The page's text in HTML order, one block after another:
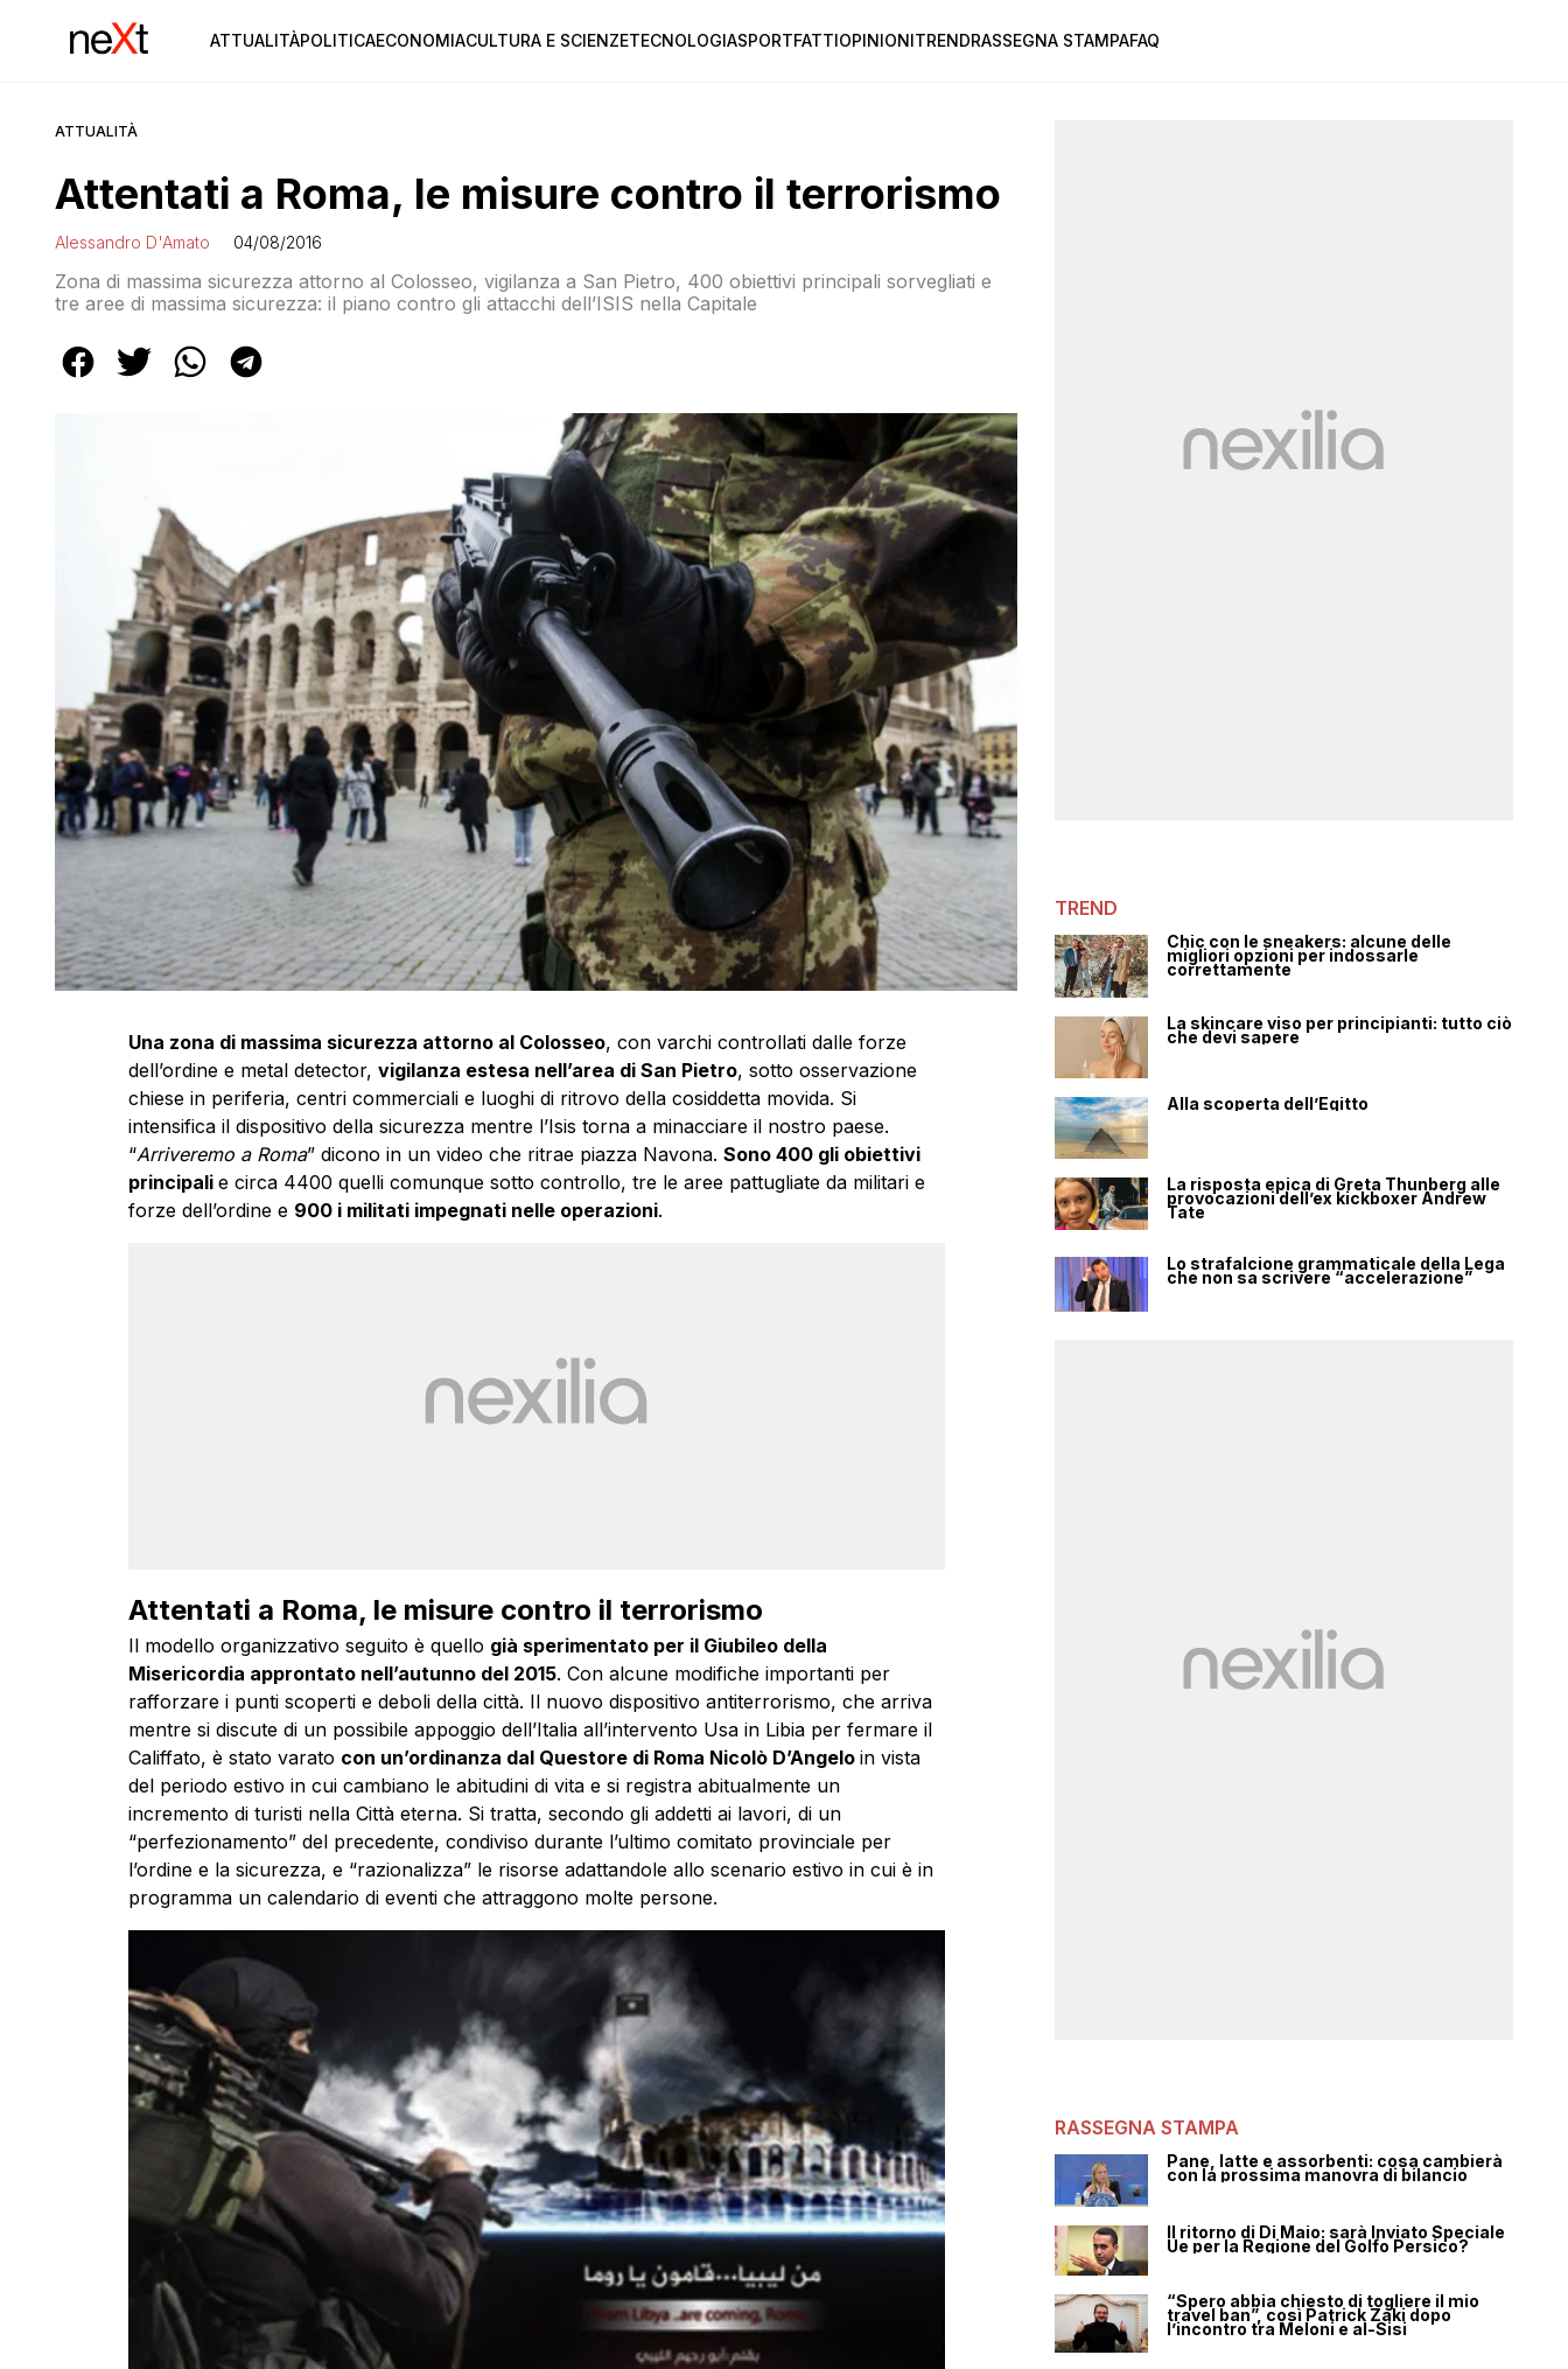
ATTUALITÀPOLITICAECONOMIACULTURA E SCIENZETECNOLOGIASPORTFATTIOPINIONITRENDRASSEGNA STAMPAFAQ
ATTUALITÀ
Attentati a Roma, le misure contro il terrorismo
Alessandro D'Amato 04/08/2016
Zona di massima sicurezza attorno al Colosseo, vigilanza a San Pietro, 400 obiettivi principali sorvegliati e
tre aree di massima sicurezza: il piano contro gli attacchi dell’ISIS nella Capitale
Una zona di massima sicurezza attorno al Colosseo, con varchi controllati dalle forze
dell’ordine e metal detector, vigilanza estesa nell’area di San Pietro, sotto osservazione
chiese in periferia, centri commerciali e luoghi di ritrovo della cosiddetta movida. Si
intensifica il dispositivo della sicurezza mentre l’Isis torna a minacciare il nostro paese.
“Arriveremo a Roma” dicono in un video che ritrae piazza Navona. Sono 400 gli obiettivi
principali e circa 4400 quelli comunque sotto controllo, tre le aree pattugliate da militari e
forze dell’ordine e 900 i militati impegnati nelle operazioni.
Attentati a Roma, le misure contro il terrorismo
Il modello organizzativo seguito è quello già sperimentato per il Giubileo della
Misericordia approntato nell’autunno del 2015. Con alcune modifiche importanti per
rafforzare i punti scoperti e deboli della città. Il nuovo dispositivo antiterrorismo, che arriva
mentre si discute di un possibile appoggio dell’Italia all’intervento Usa in Libia per fermare il
Califfato, è stato varato con un’ordinanza dal Questore di Roma Nicolò D’Angelo in vista
del periodo estivo in cui cambiano le abitudini di vita e si registra abitualmente un
incremento di turisti nella Città eterna. Si tratta, secondo gli addetti ai lavori, di un
“perfezionamento” del precedente, condiviso durante l’ultimo comitato provinciale per
l’ordine e la sicurezza, e “razionalizza” le risorse adattandole allo scenario estivo in cui è in
programma un calendario di eventi che attraggono molte persone.
TREND
Chic con le sneakers: alcune delle
migliori opzioni per indossarle
correttamente
La skincare viso per principianti: tutto ciò
che devi sapere
Alla scoperta dell’Egitto
La risposta epica di Greta Thunberg alle
provocazioni dell’ex kickboxer Andrew
Tate
Lo strafalcione grammaticale della Lega
che non sa scrivere “accelerazione”
RASSEGNA STAMPA
Pane, latte e assorbenti: cosa cambierà
con la prossima manovra di bilancio
Il ritorno di Di Maio: sarà Inviato Speciale
Ue per la Regione del Golfo Persico?
“Spero abbia chiesto di togliere il mio
travel ban”, così Patrick Zaki dopo
l’incontro tra Meloni e al-Sisi